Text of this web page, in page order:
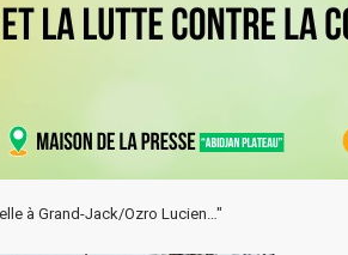
à Grand-Jack/Ozro Lucien…"